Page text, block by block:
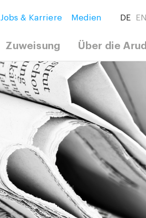
Jobs & Karriere Medien DE EN
Zuweisung Über die Arud